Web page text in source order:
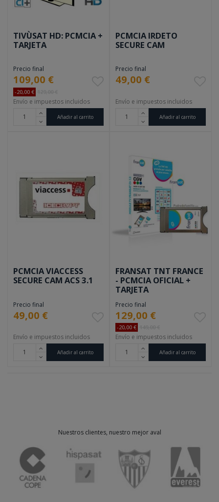
TIVÙSAT HD: PCMCIA +
TARJETA
Precio final
109,00 €
-20,00 €
Envío e impuestos incluidos
Añadir al carrito
PCMCIA IRDETO
SECURE CAM
Precio final
49,00 €
Envío e impuestos incluidos
Añadir al carrito
PCMCIA VIACCESS
SECURE CAM ACS 3.1
Precio final
49,00 €
Envío e impuestos incluidos
Añadir al carrito
FRANSAT TNT FRANCE
- PCMCIA OFICIAL +
TARJETA
Precio final
129,00 €
-20,00 €
Envío e impuestos incluidos
Añadir al carrito
Nuestros clientes, nuestro mejor aval